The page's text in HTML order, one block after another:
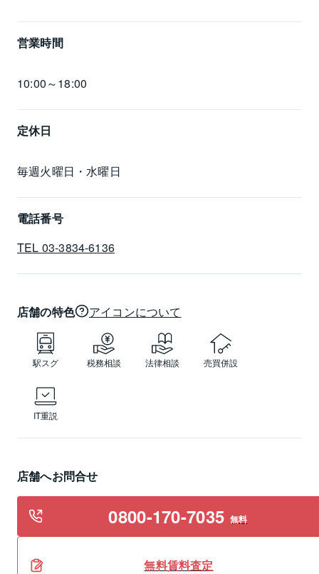
営業時間
10:00～18:00
定休日
毎週火曜日・水曜日
電話番号
TEL 03-3834-6136
店舗の特色 アイコンについて
駅スグ 税務相談 法律相談 売買併設
IT重説
店舗へお問合せ
0800-170-7035 無料
無料賃料査定